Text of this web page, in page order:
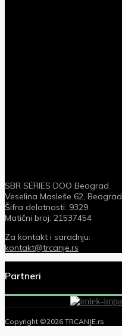
SBR SERIES DOO Beograd
Veselina Masleše 62, Beograd
Šifra delatnosti: 9329
Matični broj: 21537454
Za kontakt i saradnju:
kontakt@trcanje.rs
Partneri
Copyright ©2026 TRCANJE.rs